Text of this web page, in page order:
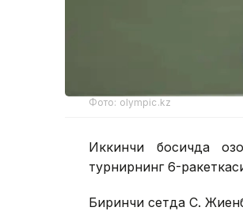
Фото: olympic.kz
Иккинчи босқичда
турнирнинг 6-
Биринчи сетда С.